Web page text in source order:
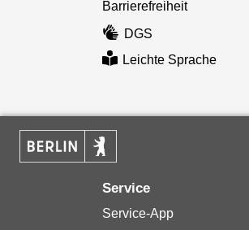
Barrierefreiheit
DGS
Leichte Sprache
Service
Service-App